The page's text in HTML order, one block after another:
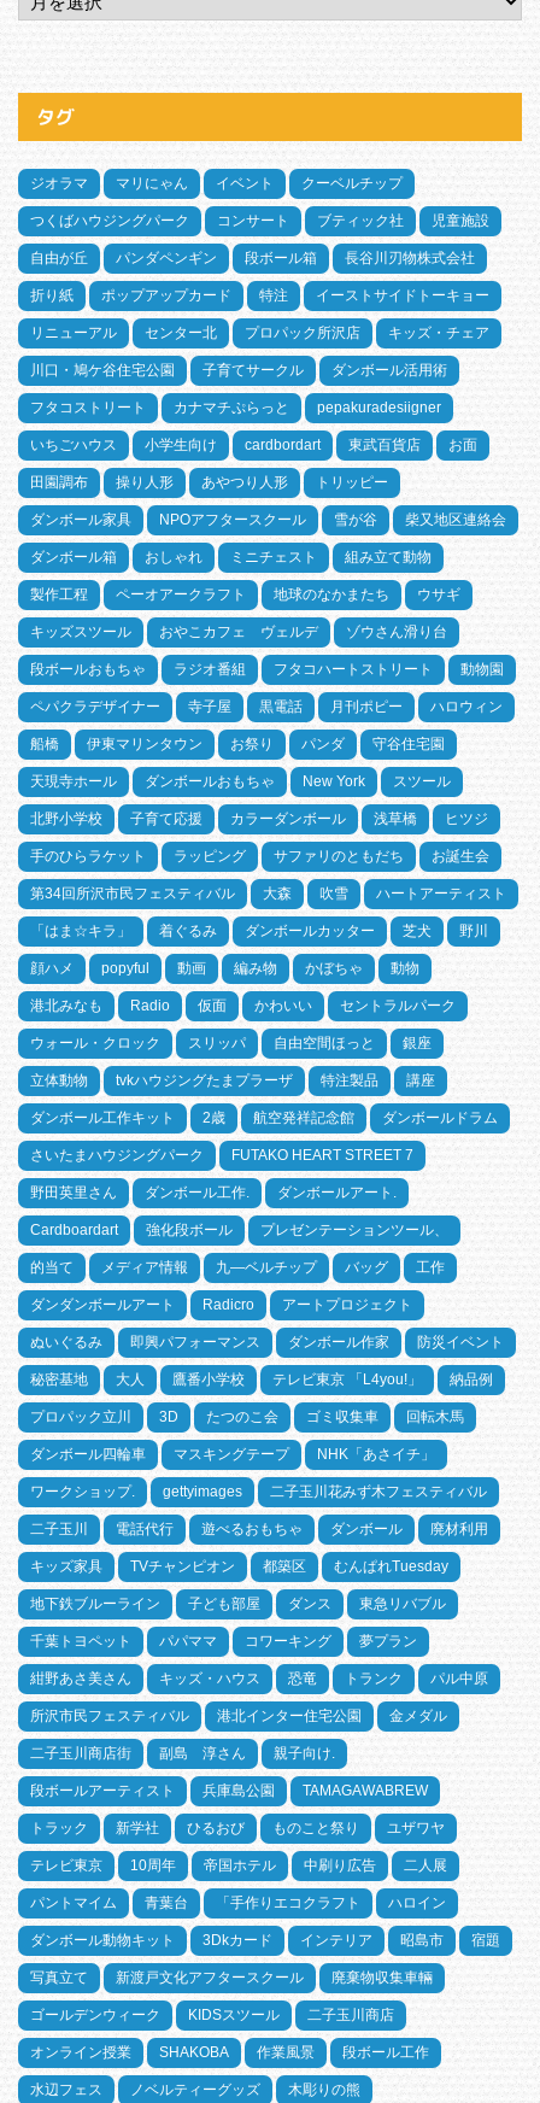
タグ
ジオラマ マリにゃん イベント クーベルチップ
つくばハウジングパーク コンサート ブティック社 児童施設
自由が丘 パンダペンギン 段ボール箱 長谷川刃物株式会社
折り紙 ポップアップカード 特注 イーストサイドトーキョー
リニューアル センター北 プロパック所沢店 キッズ・チェア
川口・鳩ケ谷住宅公園 子育てサークル ダンボール活用術
フタコストリート カナマチぷらっと pepakuradesiigner
いちごハウス 小学生向け cardbordart 東武百貨店 お面
田園調布 操り人形 あやつり人形 トリッピー
ダンボール家具 NPOアフタースクール 雪が谷 柴又地区連絡会
ダンボール箱 おしゃれ ミニチェスト 組み立て動物
製作工程 ペーオアークラフト 地球のなかまたち ウサギ
キッズスツール おやこカフェ ヴェルデ ゾウさん滑り台
段ボールおもちゃ ラジオ番組 フタコハートストリート 動物園
ペパクラデザイナー 寺子屋 黒電話 月刊ポピー ハロウィン
船橋 伊東マリンタウン お祭り パンダ 守谷住宅園
天現寺ホール ダンボールおもちゃ New York スツール
北野小学校 子育て応援 カラーダンボール 浅草橋 ヒツジ
手のひらラケット ラッピング サファリのともだち お誕生会
第34回所沢市民フェスティバル 大森 吹雪 ハートアーティスト
「はま☆キラ」 着ぐるみ ダンボールカッター 芝犬 野川
顔ハメ popyful 動画 編み物 かぼちゃ 動物
港北みなも Radio 仮面 かわいい セントラルパーク
ウォール・クロック スリッパ 自由空間ほっと 銀座
立体動物 tvkハウジングたまプラーザ 特注製品 講座
ダンボール工作キット 2歳 航空発祥記念館 ダンボールドラム
さいたまハウジングパーク FUTAKO HEART STREET 7
野田英里さん ダンボール工作. ダンボールアート.
Cardboardart 強化段ボール プレゼンテーションツール、
的当て メディア情報 九―ベルチップ バッグ 工作
ダンダンボールアート Radicro アートプロジェクト
ぬいぐるみ 即興パフォーマンス ダンボール作家 防災イベント
秘密基地 大人 鷹番小学校 テレビ東京 「L4you!」 納品例
プロパック立川 3D たつのこ会 ゴミ収集車 回転木馬
ダンボール四輪車 マスキングテープ NHK「あさイチ」
ワークショップ. gettyimages 二子玉川花みず木フェスティバル
二子玉川 電話代行 遊べるおもちゃ ダンボール 廃材利用
キッズ家具 TVチャンピオン 都築区 むんぱれTuesday
地下鉄ブルーライン 子ども部屋 ダンス 東急リバブル
千葉トヨペット パパママ コワーキング 夢プラン
紺野あさ美さん キッズ・ハウス 恐竜 トランク パル中原
所沢市民フェスティバル 港北インター住宅公園 金メダル
二子玉川商店街 副島 淳さん 親子向け.
段ボールアーティスト 兵庫島公園 TAMAGAWABREW
トラック 新学社 ひるおび ものこと祭り ユザワヤ
テレビ東京 10周年 帝国ホテル 中刷り広告 二人展
パントマイム 青葉台 「手作りエコクラフト ハロイン
ダンボール動物キット 3Dkカード インテリア 昭島市 宿題
写真立て 新渡戸文化アフタースクール 廃棄物収集車輛
ゴールデンウィーク KIDSスツール 二子玉川商店
オンライン授業 SHAKOBA 作業風景 段ボール工作
水辺フェス ノベルティーグッズ 木彫りの熊